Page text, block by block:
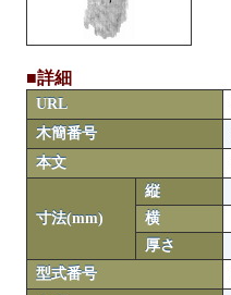
■詳細
URL
木簡番号
本文
寸法(mm)
縦
横
厚さ
型式番号